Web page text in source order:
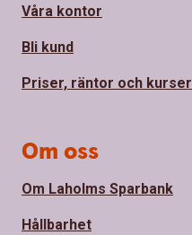
Våra kontor
Bli kund
Priser, räntor och kurser
Om oss
Om Laholms Sparbank
Hållbarhet